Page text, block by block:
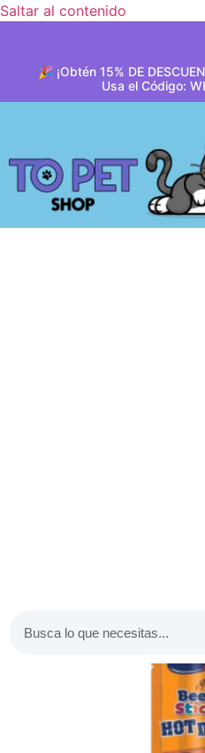
Saltar al contenido
🎉 ¡Obtén 15% DE
Usa el Código: